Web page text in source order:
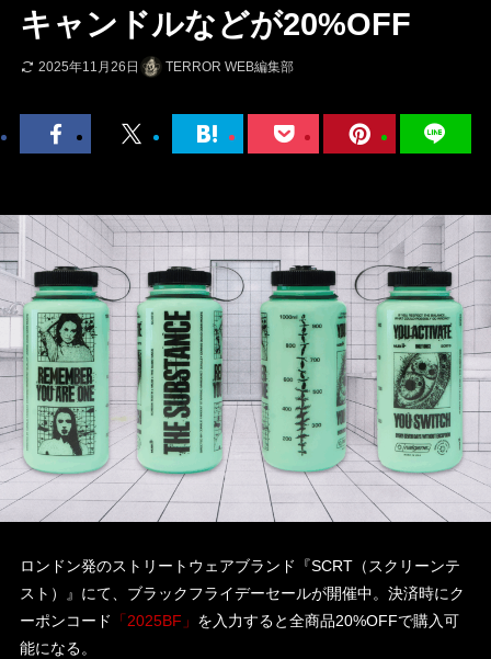
キャンドルなどが20%OFF
2025年11月26日 TERROR WEB編集部
ロンドン発のストリートウェアブランド『SCRT（スクリーンテ
スト）』にて、ブラックフライデーセールが開催中。決済時にク
ーポンコード
「2025BF」 を入力すると全商品20%OFFで購入可
能になる。